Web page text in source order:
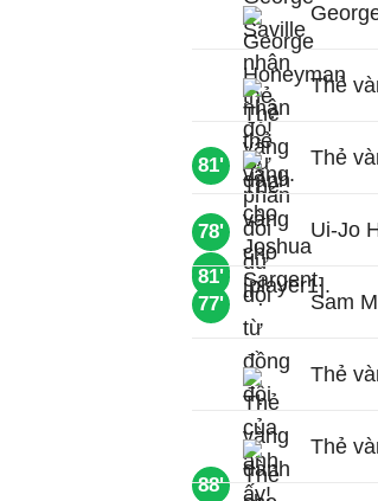
88'
81'
81'
Thẻ
81'
Thẻ
78' Ui-Jo
77' Sam
Thẻ
Thẻ